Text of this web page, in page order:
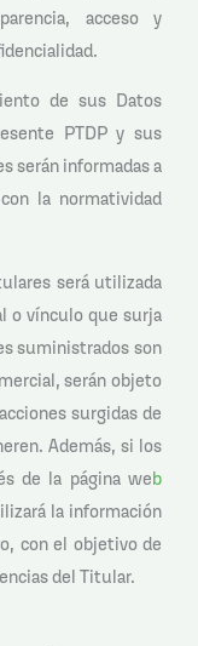
acceso y
de sus Datos
PTDP y sus
serán informadas a
la normatividad
será utilizada
o vínculo que surja
suministrados son
serán objeto
surgidas de
Además, si los
de la página web
la información
con el objetivo de
del Titular.